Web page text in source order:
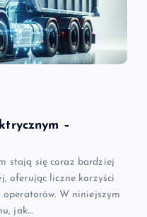
–
stają się coraz bardziej
oferując liczne korzyści
W niniejszym
jak…